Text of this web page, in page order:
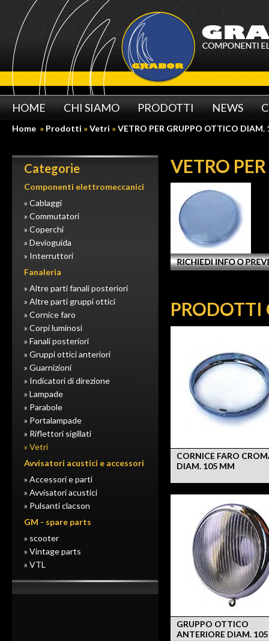
HOME CHI SIAMO PRODOTTI NEWS
Home » Prodotti »Vetri »VETRO PER GRUPPO OTTICO DIAM.
Categorie
Componenti elettromeccanici
» Cablaggi
» Commutatori
» Coperchi
» Devioguida
» Interruttori
Fanaleria
» Altre parti fanali posteriori
» Altre parti gruppi ottici
» Cornice faro
» Corpi luminosi
» Fanali posteriori
» Gruppi ottici anteriori
» Guarnizioni
» Indicatori di direzione
» Lampade
» Parabole
» Portalampade
» Riflettori sigillati
» Vetri
Avvisatori acustici e accessori
» Accessori e parti
» Avvisatori acustici
» Pulsanti clacson
GM - spare parts
» scooter
» Vintage parts
» VTL
VETRO
PRODOTTI
CORNICE FARO
DIAM. 105 MM
GRUPPO OTTICO
ANTERIORE DIAM.